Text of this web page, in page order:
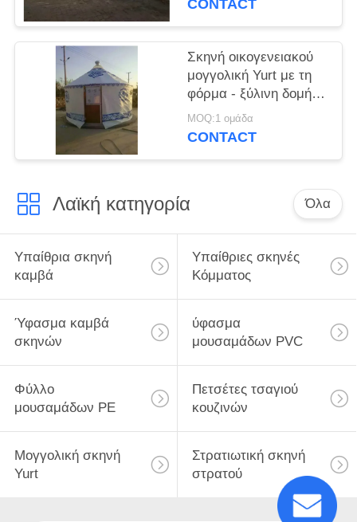
CONTACT
Σκηνή οικογενειακού
μογγολική Yurt με τη
φόρμα - ξύλινη δομή
πλαισίων
αδιαβροχοποίησης
MOQ:1 ομάδα
CONTACT
Λαϊκή κατηγορία Όλα
Υπαίθρια σκηνή
καμβά
Υπαίθριες σκηνές
Κόμματος
Ύφασμα καμβά
σκηνών
ύφασμα
μουσαμάδων PVC
Φύλλο
μουσαμάδων PE
Πετσέτες τσαγιού
κουζινών
Μογγολική σκηνή
Yurt
Στρατιωτική σκηνή
στρατού